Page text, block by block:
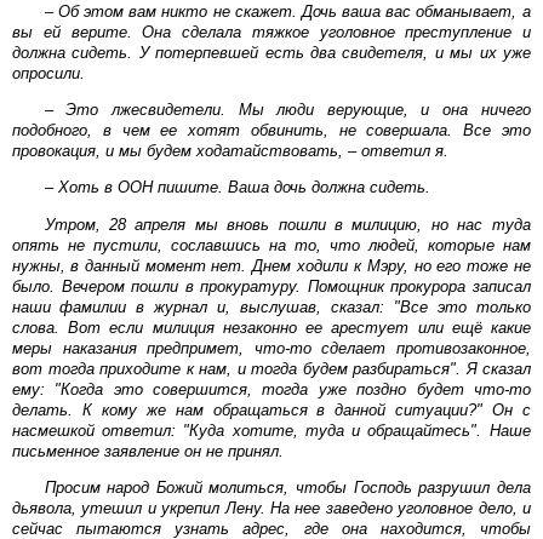
– Об этом вам никто не скажет. Дочь ваша вас обманывает, а
вы ей верите. Она сделала тяжкое уголовное преступление и
должна сидеть. У потерпевшей есть два свидетеля, и мы их уже
опросили.
– Это лжесвидетели. Мы люди верующие, и она ничего
подобного, в чем ее хотят обвинить, не совершала. Все это
провокация, и мы будем ходатайствовать, – ответил я.
– Хоть в ООН пишите. Ваша дочь должна сидеть.
Утром, 28 апреля мы вновь пошли в милицию, но нас туда
опять не пустили, сославшись на то, что людей, которые нам
нужны, в данный момент нет. Днем ходили к Мэру, но его тоже не
было. Вечером пошли в прокуратуру. Помощник прокурора записал
наши фамилии в журнал и, выслушав, сказал: "Все это только
слова. Вот если милиция незаконно ее арестует или ещё какие
меры наказания предпримет, что-то сделает противозаконное,
вот тогда приходите к нам, и тогда будем разбираться". Я сказал
ему: "Когда это совершится, тогда уже поздно будет что-то
делать. К кому же нам обращаться в данной ситуации?" Он с
насмешкой ответил: "Куда хотите, туда и обращайтесь". Наше
письменное заявление он не принял.
Просим народ Божий молиться, чтобы Господь разрушил дела
дьявола, утешил и укрепил Лену. На нее заведено уголовное дело, и
сейчас пытаются узнать адрес, где она находится, чтобы